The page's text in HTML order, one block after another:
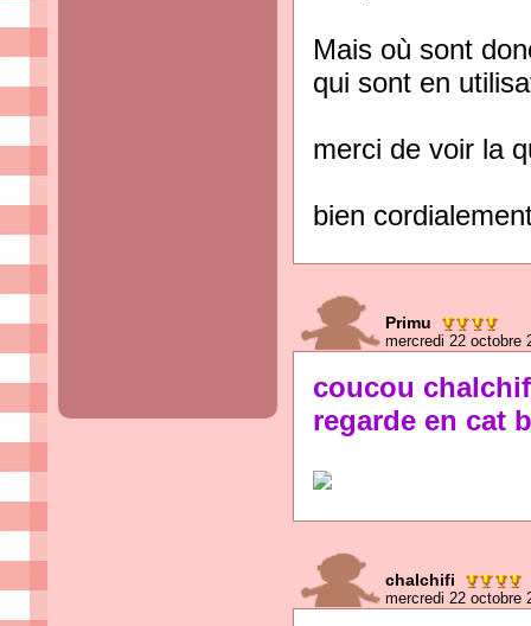
Mais où sont
qui sont en
merci de voir la
bien
Primu
mercredi 22 octobre
coucou
regarde en cat
chalchifi
mercredi 22 octobre